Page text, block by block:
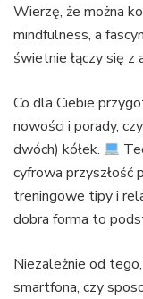
Wierzę, że można
mindfulness, a
świetnie łączy się z
Co dla Ciebie
nowości i porady,
dwóch) kółek.
cyfrowa przyszłość
treningowe tipy i
dobra forma to
Niezależnie od
smartfona, czy